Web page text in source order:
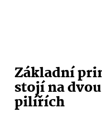
Základní
stojí na
pilířích